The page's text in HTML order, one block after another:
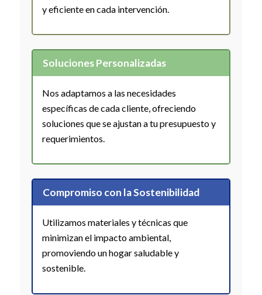
y eficiente en cada intervención.
Soluciones Personalizadas
Nos adaptamos a las necesidades
específicas de cada cliente, ofreciendo
soluciones que se ajustan a tu presupuesto y
requerimientos.
Compromiso con la Sostenibilidad
Utilizamos materiales y técnicas que
minimizan el impacto ambiental,
promoviendo un hogar saludable y
sostenible.